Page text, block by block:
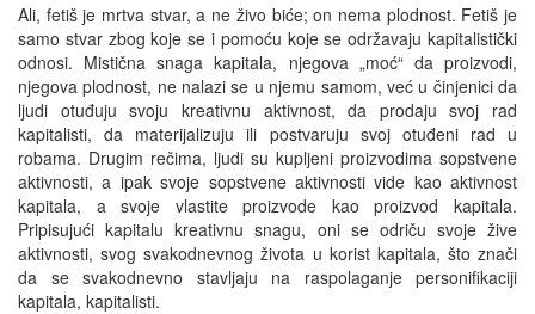
Ali, fetiš je mrtva stvar, a ne živo biće; on nema plodnost. Fetiš je
samo stvar zbog koje se i pomoću koje se održavaju kapitalistički
odnosi. Mistična snaga kapitala, njegova „moć“ da proizvodi,
njegova plodnost, ne nalazi se u njemu samom, već u činjenici da
ljudi otuđuju svoju kreativnu aktivnost, da prodaju svoj rad
kapitalisti, da materijalizuju ili postvaruju svoj otuđeni rad u
robama. Drugim rečima, ljudi su kupljeni proizvodima sopstvene
aktivnosti, a ipak svoje sopstvene aktivnosti vide kao aktivnost
kapitala, a svoje vlastite proizvode kao proizvod kapitala.
Pripisujući kapitalu kreativnu snagu, oni se odriču svoje žive
aktivnosti, svog svakodnevnog života u korist kapitala, što znači
da se svakodnevno stavljaju na raspolaganje personifikaciji
kapitala, kapitalisti.